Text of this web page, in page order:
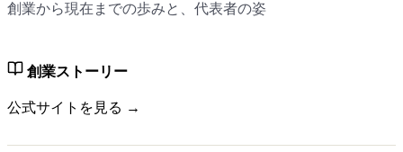
創業から現在までの歩みと、代表者の姿
創業ストーリー
公式サイトを見る →